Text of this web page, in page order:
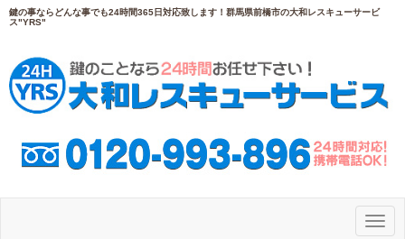
鍵の事ならどんな事でも24時間365日対応致します！群馬県前橋市の大和レスキューサービ
ス"YRS"
N
a